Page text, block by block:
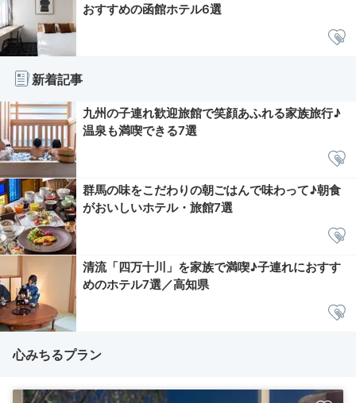
おすすめの函館ホテル6選
新着記事
九州の子連れ歓迎旅館で笑顔あふれる家族旅行♪
温泉も満喫できる7選
群馬の味をこだわりの朝ごはんで味わって♪朝食
がおいしいホテル・旅館7選
清流「四万十川」を家族で満喫♪子連れにおすす
めのホテル7選／高知県
心みちるプラン